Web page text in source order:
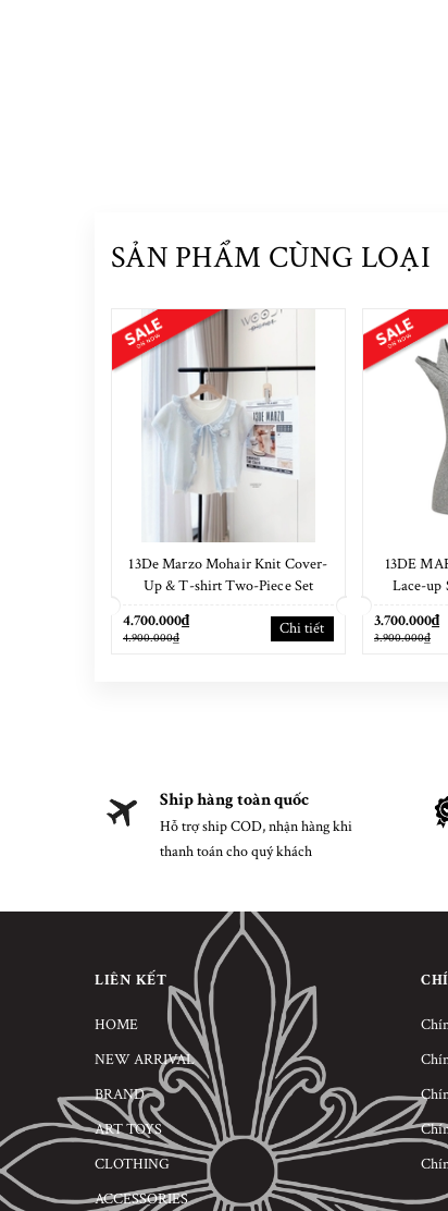
SẢN PHẨM CÙNG LOẠI
13De Marzo Mohair Knit Cover-
Up & T-shirt Two-Piece Set
4.700.000₫
4.900.000₫ Chi tiết
13DE
Lace-up
3.700.000₫
3.900.000₫
Ship hàng toàn quốc
Hỗ trợ ship COD, nhận hàng khi
thanh toán cho quý khách
LIÊN KẾT
HOME
NEW ARRIVAL
BRAND
ART TOYS
CLOTHING
ACCESSORIES